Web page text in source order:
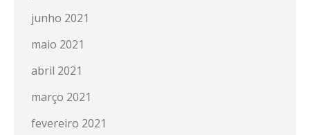
junho 2021
maio 2021
abril 2021
março 2021
fevereiro 2021